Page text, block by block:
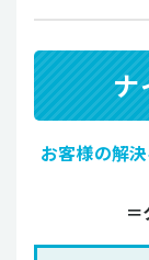
ナ
お客様の解